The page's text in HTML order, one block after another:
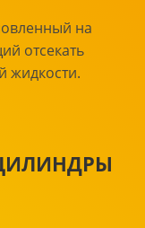
на
отсекать
жидкости.